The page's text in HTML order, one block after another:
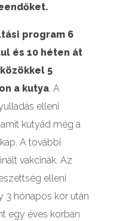
program 6
és 10 héten át
5
a kutya. A
elleni
kutyád még a
A további
vakcinák. Az
elleni
3 hónapos kor után
egy éves korban